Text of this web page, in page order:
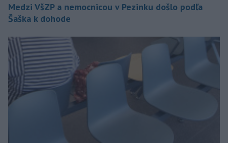
Medzi VšZP a nemocnicou v Pezinku došlo podľa
Šaška k dohode